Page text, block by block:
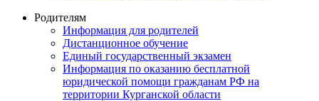
Родителям
Информация для родителей
Дистанционное обучение
Единый государственный экзамен
Информация по оказанию бесплатной
юридической помощи гражданам РФ на
территории Курганской области